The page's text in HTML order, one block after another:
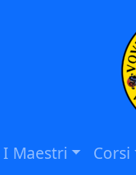
I Maestri Corsi